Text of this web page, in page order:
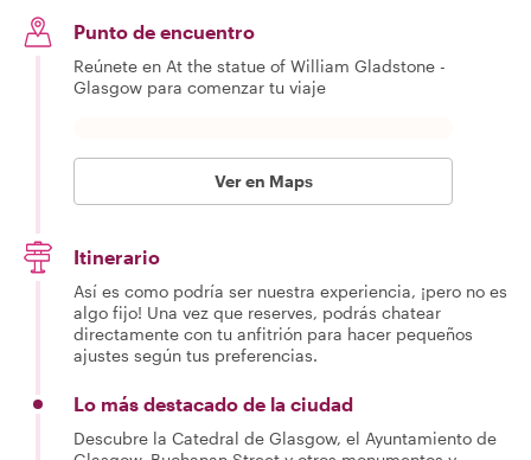
Punto de encuentro
Reúnete en At the statue of William Gladstone -
Glasgow para comenzar tu viaje
Ver en Maps
Itinerario
Así es como podría ser nuestra experiencia, ¡pero no es
algo fijo! Una vez que reserves, podrás chatear
directamente con tu anfitrión para hacer pequeños
ajustes según tus preferencias.
Lo más destacado de la ciudad
Descubre la Catedral de Glasgow, el Ayuntamiento de